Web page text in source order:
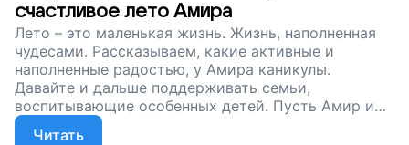
счастливое лето Амира
Лето – это маленькая жизнь. Жизнь, наполненная
чудесами. Рассказываем, какие активные и
наполненные радостью, у Амира каникулы.
Давайте и дальше поддерживать семьи,
воспитывающие особенных детей. Пусть Амир и
его друзья познают мир и развиваются!
Читать